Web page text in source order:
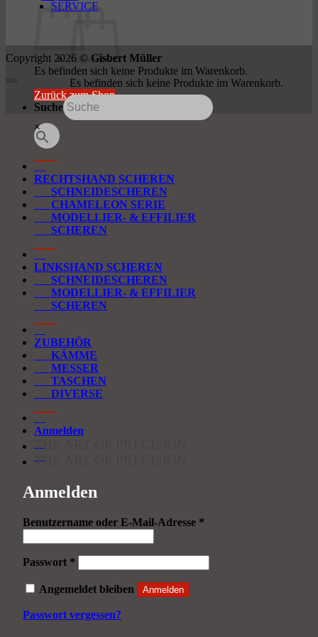
Es befinden sich keine Produkte im Warenkorb.
Zurück zum Shop
Es befinden sich keine Produkte im Warenkorb.
Zurück zum Shop
SERVICE
Copyright 2026 © Gisbert Müller
Suche
×
RECHTSHAND SCHEREN
SCHNEIDESCHEREN
CHAMELEON SERIE
MODELLIER- & EFFILIER
SCHEREN
LINKSHAND SCHEREN
SCHNEIDESCHEREN
MODELLIER- & EFFILIER
SCHEREN
ZUBEHÖR
KÄMME
MESSER
TASCHEN
DIVERSE
Anmelden
THE ART OF PRECISION
THE ART OF PRECISION
Anmelden
Benutzername oder E-Mail-Adresse *Erforderlich
Passwort *Erforderlich
Angemeldet bleiben Anmelden
Passwort vergessen?